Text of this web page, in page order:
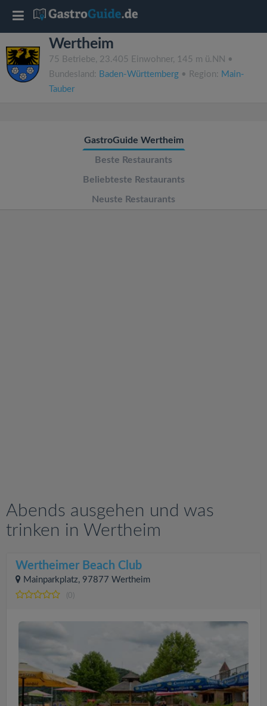
Wertheim
75 Betriebe, 23.405 Einwohner, 145 m ü.NN •
Bundesland: Baden-Württemberg • Region: Main-
Tauber
GastroGuide Wertheim
Beste Restaurants
Beliebteste Restaurants
Neuste Restaurants
Abends ausgehen und was
trinken in Wertheim
Wertheimer Beach Club
Mainparkplatz, 97877 Wertheim
(0)
T
o
g